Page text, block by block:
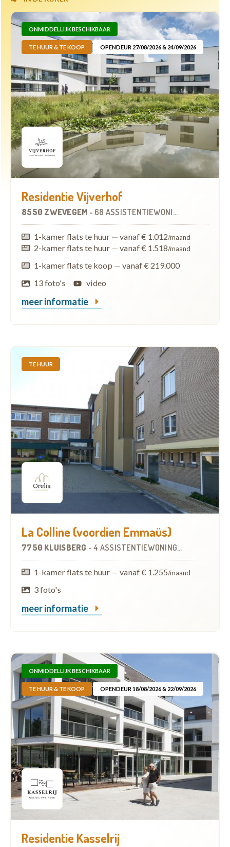
ONMIDDELLIJK BESCHIKBAAR
TE HUUR & TE KOOP OPENDEUR 27/08/2026 & 24/09/2026
Residentie Vijverhof
8550 ZWEVEGEM - 68 ASSISTENTIEWONINGEN
1-kamer flats te huur — vanaf € 1.012/maand
2-kamer flats te huur — vanaf € 1.518/maand
1-kamer flats te koop — vanaf € 219.000
13 foto's
video
meer informatie
TE HUUR
La Colline (voordien Emmaüs)
7750 KLUISBERG -4 ASSISTENTIEWONINGEN
1-kamer flats te huur — vanaf € 1.255/maand
3 foto's
meer informatie
ONMIDDELLIJK BESCHIKBAAR
TE HUUR & TE KOOP OPENDEUR 18/08/2026 & 22/09/2026
Residentie Kasselrij